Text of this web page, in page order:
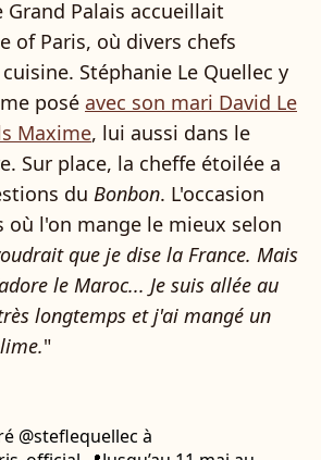
Grand Palais accueillait
of Paris, où divers chefs
Stéphanie Le Quellec y
posé avec son mari David Le
Maxime, lui aussi dans le
Sur place, la cheffe étoilée a
du Bonbon. L'occasion
où l'on mange le mieux selon
que je dise la France. Mais
le Maroc... Je suis allée au
longtemps et j'ai mangé un
"
@steflequellec à